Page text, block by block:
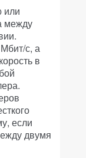
или
между
с, а
в
если
двумя